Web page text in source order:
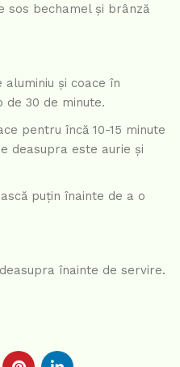
sos bechamel și brânză
și coace în
30 de minute.
pentru încă 10-15 minute
deasupra este aurie și
puțin înainte de a o
înainte de servire.